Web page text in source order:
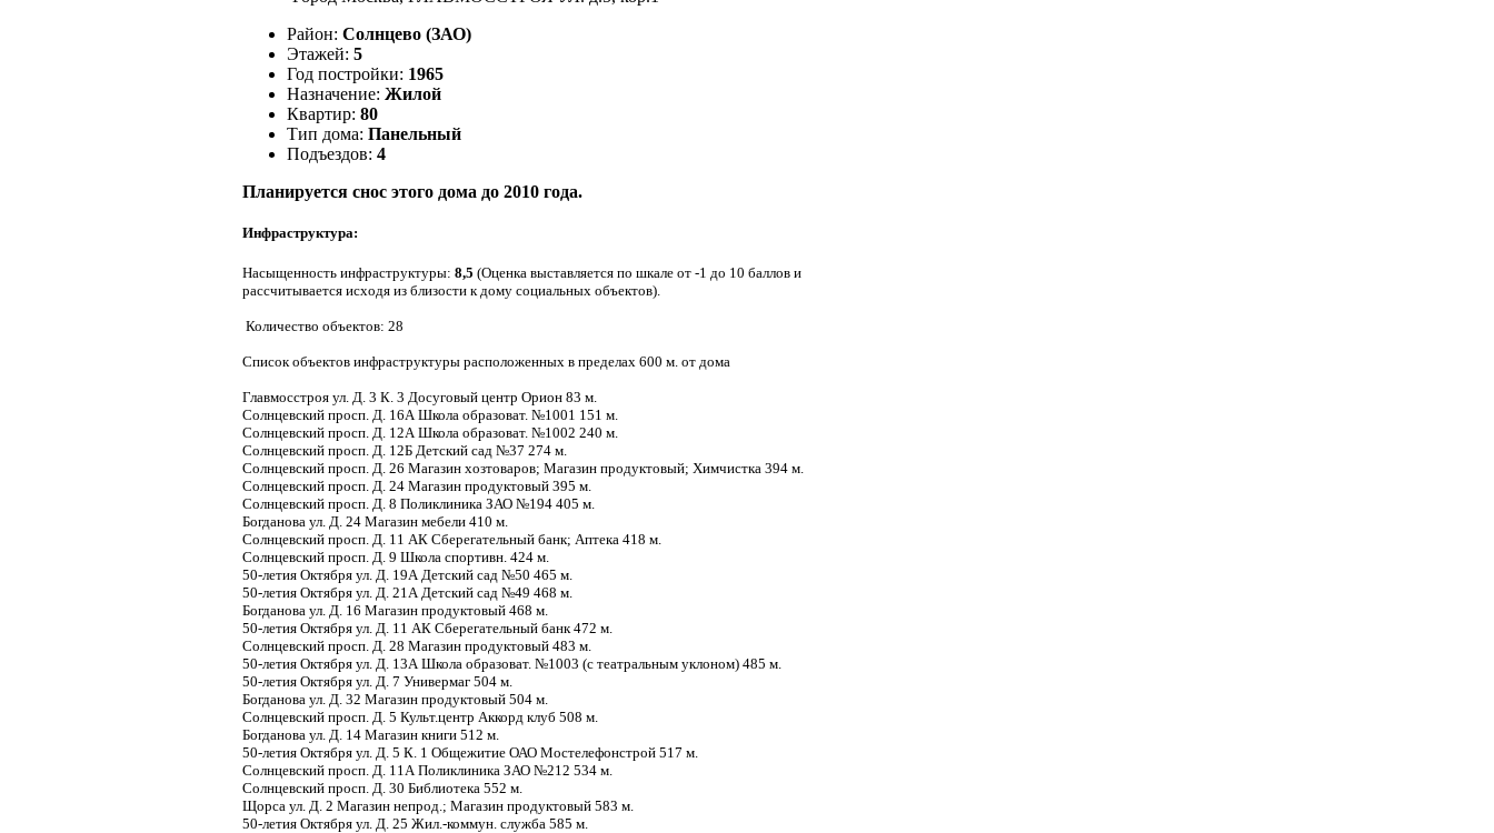
Район: Солнцево (ЗАО)
Этажей: 5
Год постройки: 1965
Назначение: Жилой
Квартир: 80
Тип дома: Панельный
Подъездов: 4
Планируется снос этого дома до 2010 года.
Инфраструктура:
Насыщенность инфраструктуры: 8,5 (Оценка выставляется по шкале от -1 до 10 баллов и
рассчитывается исходя из близости к дому социальных объектов).
Количество объектов: 28
Список объектов инфраструктуры расположенных в пределах 600 м. от дома
Главмосстроя ул. Д. 3 К. 3 Досуговый центр Орион 83 м.
Солнцевский просп. Д. 16А Школа образоват. №1001 151 м.
Солнцевский просп. Д. 12А Школа образоват. №1002 240 м.
Солнцевский просп. Д. 12Б Детский сад №37 274 м.
Солнцевский просп. Д. 26 Магазин хозтоваров; Магазин продуктовый; Химчистка 394 м.
Солнцевский просп. Д. 24 Магазин продуктовый 395 м.
Солнцевский просп. Д. 8 Поликлиника ЗАО №194 405 м.
Богданова ул. Д. 24 Магазин мебели 410 м.
Солнцевский просп. Д. 11 АК Сберегательный банк; Аптека 418 м.
Солнцевский просп. Д. 9 Школа спортивн. 424 м.
50-летия Октября ул. Д. 19А Детский сад №50 465 м.
50-летия Октября ул. Д. 21А Детский сад №49 468 м.
Богданова ул. Д. 16 Магазин продуктовый 468 м.
50-летия Октября ул. Д. 11 АК Сберегательный банк 472 м.
Солнцевский просп. Д. 28 Магазин продуктовый 483 м.
50-летия Октября ул. Д. 13А Школа образоват. №1003 (с театральным уклоном) 485 м.
50-летия Октября ул. Д. 7 Универмаг 504 м.
Богданова ул. Д. 32 Магазин продуктовый 504 м.
Солнцевский просп. Д. 5 Культ.центр Аккорд клуб 508 м.
Богданова ул. Д. 14 Магазин книги 512 м.
50-летия Октября ул. Д. 5 К. 1 Общежитие ОАО Мостелефонстрой 517 м.
Солнцевский просп. Д. 11А Поликлиника ЗАО №212 534 м.
Солнцевский просп. Д. 30 Библиотека 552 м.
Щорса ул. Д. 2 Магазин непрод.; Магазин продуктовый 583 м.
50-летия Октября ул. Д. 25 Жил.-коммун. служба 585 м.